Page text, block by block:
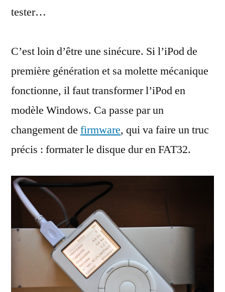
tester…
C’est loin d’être une sinécure. Si l’iPod de
première génération et sa molette mécanique
fonctionne, il faut transformer l’iPod en
modèle Windows. Ca passe par un
changement de firmware, qui va faire un truc
précis : formater le disque dur en FAT32.